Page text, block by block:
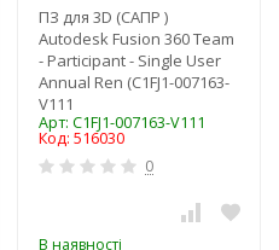
ПЗ для 3D (САПР )
Autodesk Fusion 360 Team
- Participant - Single User
Annual Ren (C1FJ1-007163-
V111
Арт: C1FJ1-007163-V111
Код: 516030
0
В наявності